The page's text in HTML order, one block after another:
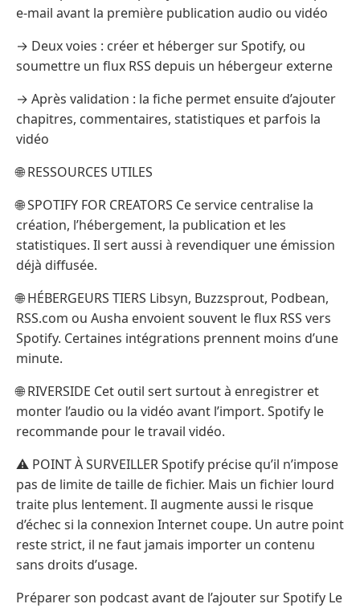
e-mail avant la première publication audio ou vidéo
→ Deux voies : créer et héberger sur Spotify, ou
soumettre un flux RSS depuis un hébergeur externe
→ Après validation : la fiche permet ensuite d’ajouter
chapitres, commentaires, statistiques et parfois la
vidéo
🌐 RESSOURCES UTILES
🌐 SPOTIFY FOR CREATORS Ce service centralise la
création, l’hébergement, la publication et les
statistiques. Il sert aussi à revendiquer une émission
déjà diffusée.
🌐 HÉBERGEURS TIERS Libsyn, Buzzsprout, Podbean,
RSS.com ou Ausha envoient souvent le flux RSS vers
Spotify. Certaines intégrations prennent moins d’une
minute.
🌐 RIVERSIDE Cet outil sert surtout à enregistrer et
monter l’audio ou la vidéo avant l’import. Spotify le
recommande pour le travail vidéo.
⚠️ POINT À SURVEILLER Spotify précise qu’il n’impose
pas de limite de taille de fichier. Mais un fichier lourd
traite plus lentement. Il augmente aussi le risque
d’échec si la connexion Internet coupe. Un autre point
reste strict, il ne faut jamais importer un contenu
sans droits d’usage.
Préparer son podcast avant de l’ajouter sur Spotify Le